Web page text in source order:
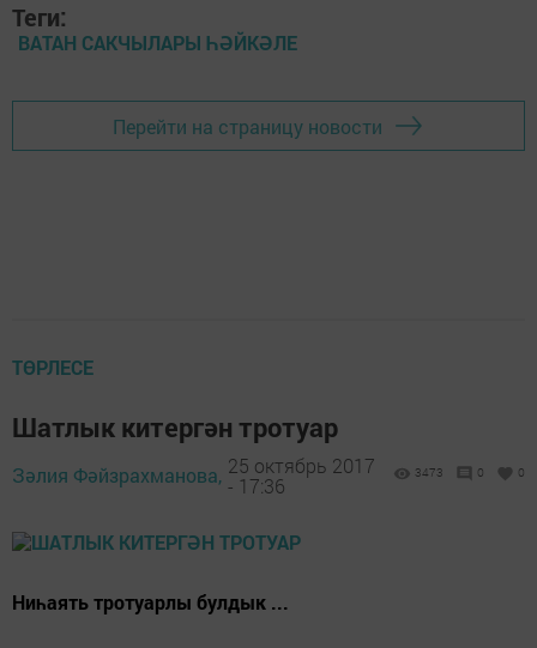
Теги:
ВАТАН САКЧЫЛАРЫ ҺӘЙКӘЛЕ
Перейти на страницу новости
ТӨРЛЕСЕ
Шатлык китергән тротуар
Зәлия Фәйзрахманова, 25 октябрь 2017
- 17:36
3473 0 0
Ниһаять тротуарлы булдык ...